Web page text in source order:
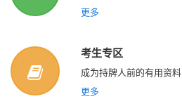
更多
考生专区
成为持牌人前的有用资料
更多